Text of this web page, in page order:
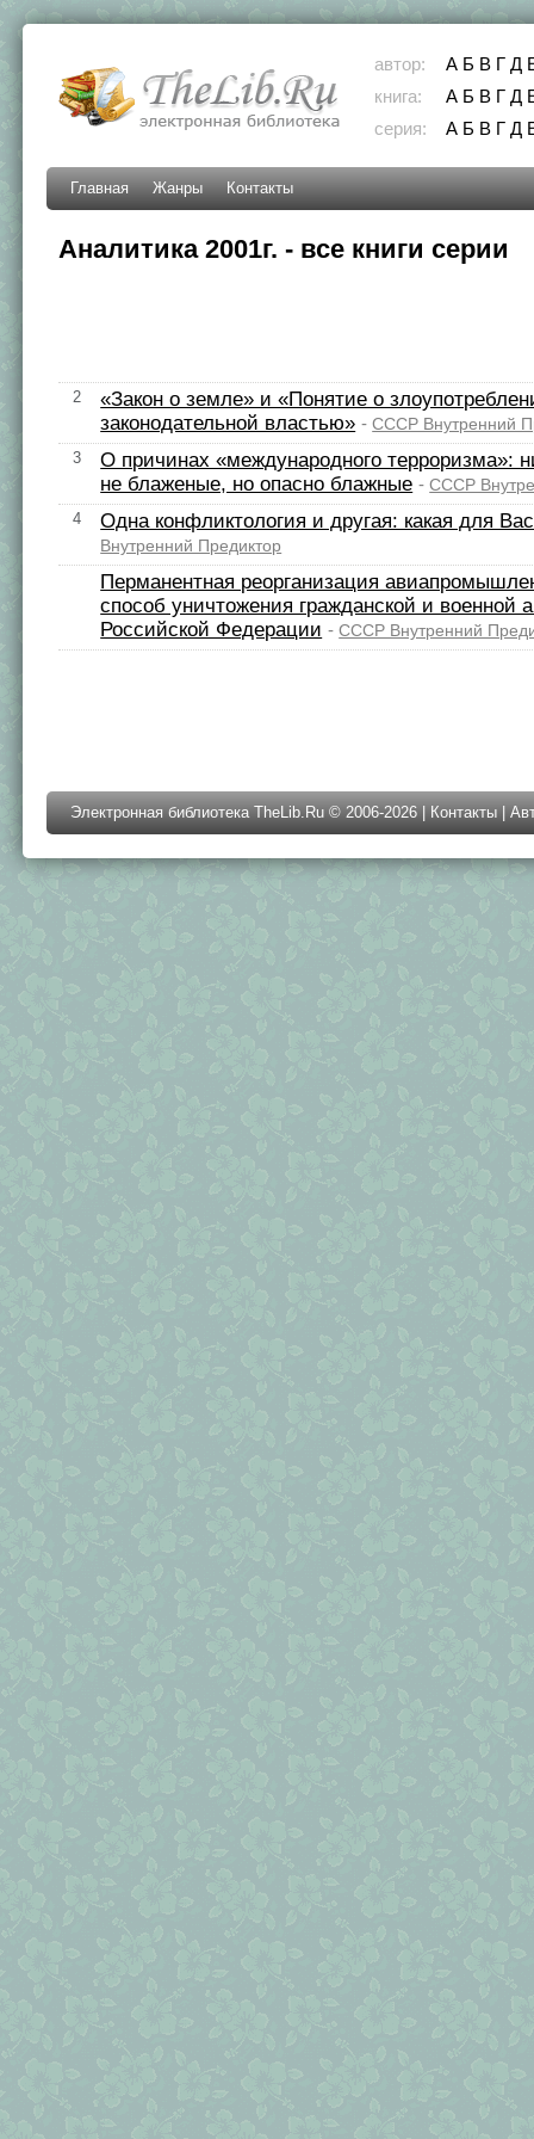
автор: А Б В Г Д
книга:
А Б В Г Д
серия:
А Б В Г Д
Главная Жанры Контакты
Аналитика 2001г. - все книги серии
2
«Закон о земле» и «Понятие о
законодательной властью» -СССР Внутренний
3
О причинах «международного терроризма»:
не блаженые, но опасно блажные -СССР
4
Одна конфликтология и другая: какая для
Внутренний Предиктор
Перманентная реорганизация
способ уничтожения гражданской и военной
Российской Федерации -СССР Внутренний
Электронная библиотека TheLib.Ru © 2006-2026 | Контакты |